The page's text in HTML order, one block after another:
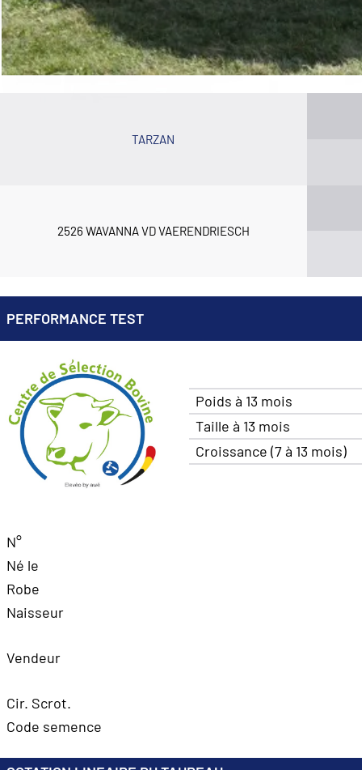
TARZAN
2526 WAVANNA VD VAERENDRIESCH
PERFORMANCE TEST
Poids à 13 mois
Taille à 13 mois
Croissance (7 à 13 mois)
N°
Né le
Robe
Naisseur
Vendeur
Cir. Scrot.
Code semence